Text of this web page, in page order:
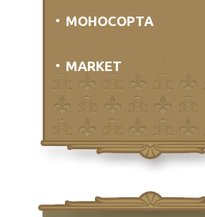
МОНОСОРТА
MARKET